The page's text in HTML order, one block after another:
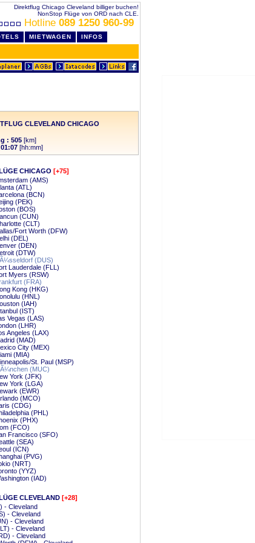
Direktflug Chicago Cleveland billiger buchen!
NonStop Flüge von ORD nach CLE.
Hotline 089 1250 960-99
MIETWAGEN INFOS
CLEVELAND CHICAGO
: 505 [km]
[hh:mm]
CHICAGO [+75]
(AMS)
(ATL)
(BCN)
(PEK)
(BOS)
(CUN)
(CLT)
Fort Worth (DFW)
(DEL)
(DEN)
(DTW)
(DUS)
Lauderdale (FLL)
Myers (RSW)
(FRA)
Kong (HKG)
(HNL)
(IAH)
(IST)
Vegas (LAS)
(LHR)
Angeles (LAX)
(MAD)
City (MEX)
(MIA)
St. Paul (MSP)
(MUC)
York (JFK)
York (LGA)
(EWR)
(MCO)
(CDG)
(PHL)
(PHX)
(FCO)
Francisco (SFO)
(SEA)
(ICN)
(PVG)
(NRT)
(YYZ)
(IAD)
CLEVELAND [+28]
- Cleveland
- Cleveland
- Cleveland
- Cleveland
- Cleveland